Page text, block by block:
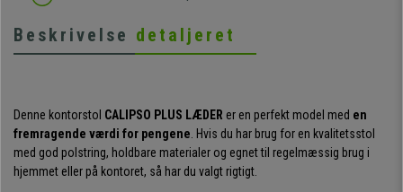
Beskrivelse detaljeret
Denne kontorstol CALIPSO PLUS LÆDER er en perfekt model med en
fremragende værdi for pengene . Hvis du har brug for en kvalitetsstol
med god polstring, holdbare materialer og egnet til regelmæssig brug i
hjemmet eller på kontoret, så har du valgt rigtigt.